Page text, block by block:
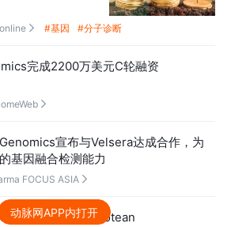
 #基因 #分子诊断
完成2200万美元C轮融资

宣布与Velsera达成合作，为
基因融合检测能力
FOCUS ASIA 
宣布与Protean
动脉网APP内打开